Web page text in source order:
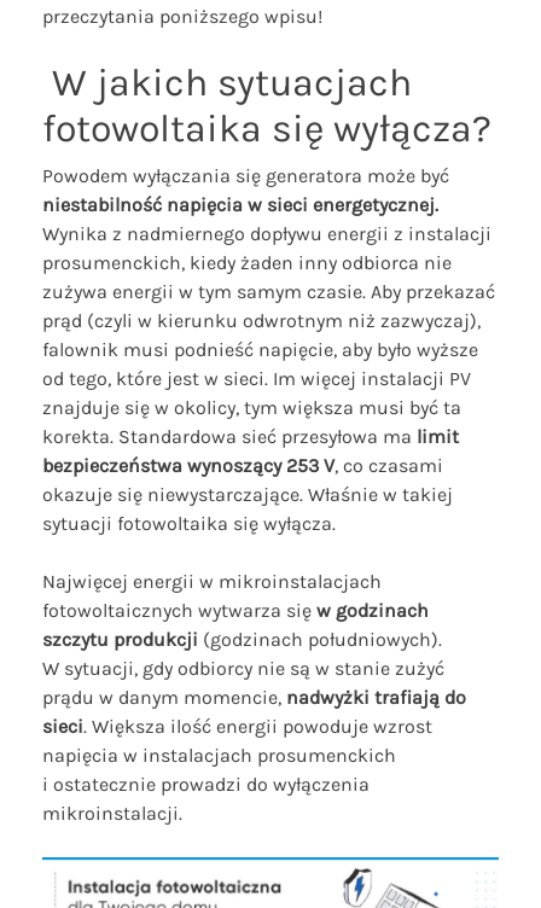
przeczytania poniższego wpisu!
W jakich sytuacjach
fotowoltaika się wyłącza?
Powodem wyłączania się generatora może być
niestabilność napięcia w sieci energetycznej.
Wynika z nadmiernego dopływu energii z instalacji
prosumenckich, kiedy żaden inny odbiorca nie
zużywa energii w tym samym czasie. Aby przekazać
prąd (czyli w kierunku odwrotnym niż zazwyczaj),
falownik musi podnieść napięcie, aby było wyższe
od tego, które jest w sieci. Im więcej instalacji PV
znajduje się w okolicy, tym większa musi być ta
korekta. Standardowa sieć przesyłowa ma limit
bezpieczeństwa wynoszący 253 V, co czasami
okazuje się niewystarczające. Właśnie w takiej
sytuacji fotowoltaika się wyłącza.
Najwięcej energii w mikroinstalacjach
fotowoltaicznych wytwarza się w godzinach
szczytu produkcji (godzinach południowych).
W sytuacji, gdy odbiorcy nie są w stanie zużyć
prądu w danym momencie, nadwyżki trafiają do
sieci. Większa ilość energii powoduje wzrost
napięcia w instalacjach prosumenckich
i ostatecznie prowadzi do wyłączenia
mikroinstalacji.